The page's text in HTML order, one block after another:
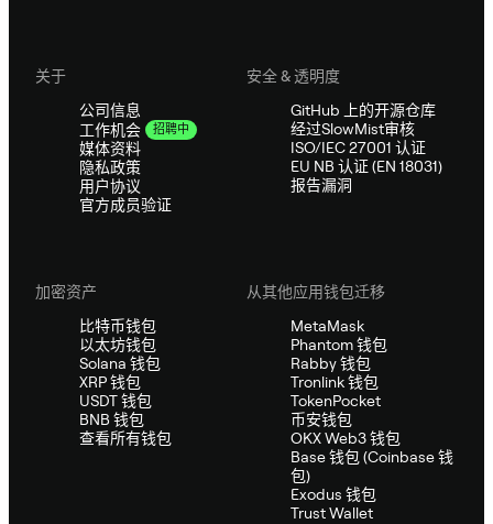
关于
公司信息
工作机会
招聘中
媒体资料
隐私政策
用户协议
官方成员验证
安全 & 透明度
GitHub 上的开源仓库
经过SlowMist审核
ISO/IEC 27001 认证
EU NB 认证 (EN 18031)
报告漏洞
加密资产
比特币钱包
以太坊钱包
Solana 钱包
XRP 钱包
USDT 钱包
BNB 钱包
查看所有钱包
从其他应用钱包迁移
MetaMask
Phantom 钱包
Rabby 钱包
Tronlink 钱包
TokenPocket
币安钱包
OKX Web3 钱包
Base 钱包 (Coinbase 钱
包)
Exodus 钱包
Trust Wallet